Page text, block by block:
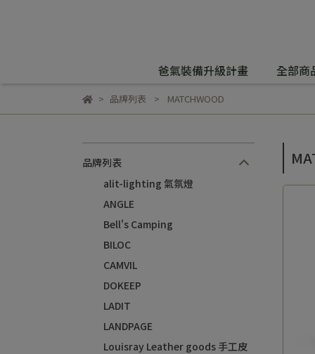
爸氣裝備升級計畫 全部商
品牌列表 MATCHWOOD
品牌列表
alit-lighting 氣氛燈
ANGLE
Bell's Camping
BILOC
CAMVIL
DOKEEP
LADIT
LANDPAGE
Louisray Leather goods 手工皮